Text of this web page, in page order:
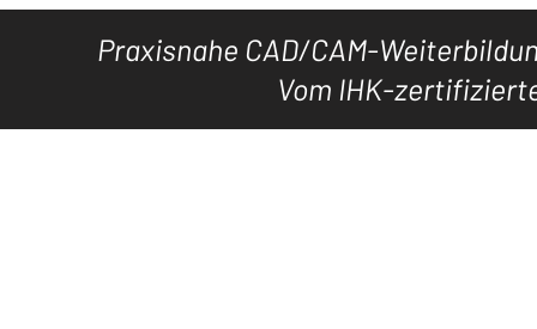
Praxisnahe CAD/CAM-
Vom IHK-